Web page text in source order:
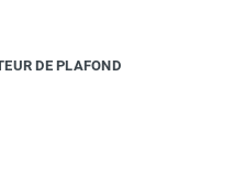
DE PLAFOND